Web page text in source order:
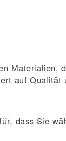
Materialien,
auf Qualität
dass Sie